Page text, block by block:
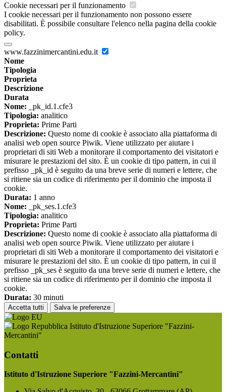
Cookie necessari per il funzionamento
I cookie necessari per il funzionamento non possono essere
disabilitati. È possibile consultare l'elenco nella pagina della cookie
policy.
www.fazzinimercantini.edu.it
Nome
Tipologia
Proprieta
Descrizione
Durata
Nome: _pk_id.1.cfe3
Tipologia: analitico
Proprieta: Prime Parti
Descrizione: Questo nome di cookie è associato alla piattaforma di
analisi web open source Piwik. Viene utilizzato per aiutare i
proprietari di siti Web a monitorare il comportamento dei visitatori e
misurare le prestazioni del sito. È un cookie di tipo pattern, in cui il
prefisso _pk_id è seguito da una breve serie di numeri e lettere, che
si ritiene sia un codice di riferimento per il dominio che imposta il
cookie.
Durata: 1 anno
Nome: _pk_ses.1.cfe3
Tipologia: analitico
Proprieta: Prime Parti
Descrizione: Questo nome di cookie è associato alla piattaforma di
analisi web open source Piwik. Viene utilizzato per aiutare i
proprietari di siti Web a monitorare il comportamento dei visitatori e
misurare le prestazioni del sito. È un cookie di tipo pattern, in cui il
prefisso _pk_ses è seguito da una breve serie di numeri e lettere, che
si ritiene sia un codice di riferimento per il dominio che imposta il
cookie.
Durata: 30 minuti
Accetta tutti Salva le preferenze
Istituto d'Istruzione Superiore "Fazzini-
Mercantini"
Contatti
Istituto d'Istruzione Superiore "Fazzini-Mercantini"